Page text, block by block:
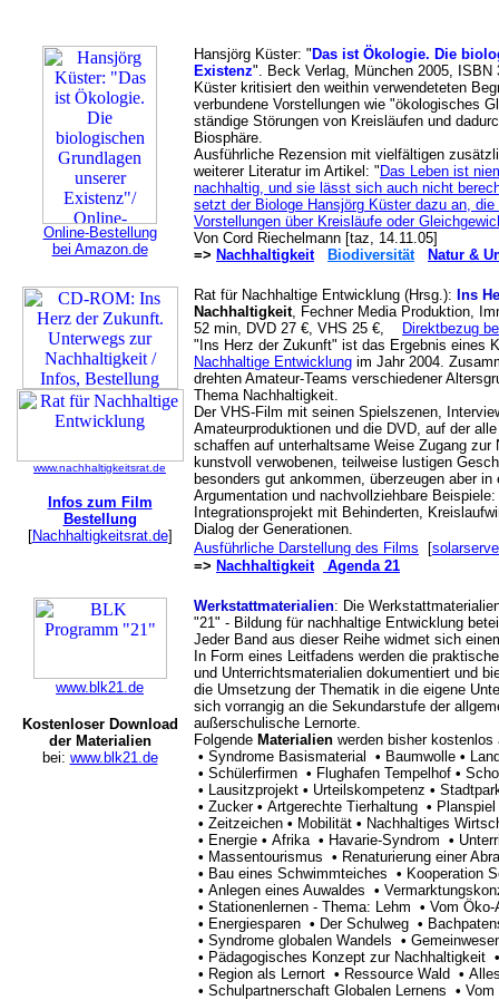
Online-Bestellung
bei Amazon.de
Hansjörg Küster: " Das ist Ökologie. Die
Existenz". Beck Verlag, München 2005, ISBN
Küster kritisiert den weithin verwendeteten
verbundene Vorstellungen wie "ökologisches
ständige Störungen von Kreisläufen und
Biosphäre.
Ausführliche Rezension mit vielfältigen
weiterer Literatur im Artikel: " Das Leben ist
nachhaltig, und sie lässt sich auch nicht
setzt der Biologe Hansjörg Küster dazu an,
Vorstellungen über Kreisläufe oder
Von Cord Riechelmann [taz, 14.11.05]
=> Nachhaltigkeit Biodiversität Natur &
www.nachhaltigkeitsrat.de
Infos zum Film
Bestellung
[Nachhaltigkeitsrat.de]
Rat für Nachhaltige Entwicklung (Hrsg.): Ins
Nachhaltigkeit, Fechner Media Produktion,
52 min, DVD 27 €, VHS 25 €,
Direktbezug
"Ins Herz der Zukunft" ist das Ergebnis eines
Nachhaltige Entwicklung im Jahr 2004.
drehten Amateur-Teams verschiedener
Thema Nachhaltigkeit.
Der VHS-Film mit seinen Spielszenen,
Amateurproduktionen und die DVD, auf der
schaffen auf unterhaltsame Weise Zugang
kunstvoll verwobenen, teilweise lustigen
besonders gut ankommen, überzeugen aber
Argumentation und nachvollziehbare
Integrationsprojekt mit Behinderten,
Dialog der Generationen.
Ausführliche Darstellung des Films
[
=> Nachhaltigkeit Agenda 21
www.blk21.de
Kostenloser Download
der Materialien
bei: www.blk21.de
Werkstattmaterialien: Die
"21" - Bildung für nachhaltige Entwicklung
Jeder Band aus dieser Reihe widmet sich
In Form eines Leitfadens werden die
und Unterrichtsmaterialien dokumentiert und
die Umsetzung der Thematik in die eigene
sich vorrangig an die Sekundarstufe der
außerschulische Lernorte.
Folgende Materialien werden bisher kostenlos
• Syndrome Basismaterial • Baumwolle •
• Schülerfirmen • Flughafen Tempelhof •
• Lausitzprojekt • Urteilskompetenz •
• Zucker• Artgerechte Tierhaltung •
• Zeitzeichen • Mobilität • Nachhaltiges
• Energie • Afrika• Havarie-Syndrom •
• Massentourismus • Renaturierung einer
• Bau eines Schwimmteiches • Kooperation
• Anlegen eines Auwaldes •
• Stationenlernen - Thema: Lehm • Vom
• Energiesparen • Der Schulweg •
• Syndrome globalen Wandels •
• Pädagogisches Konzept zur Nachhaltigkeit
• Region als Lernort • Ressource Wald •
• Schulpartnerschaft Globalen Lernens • Vom